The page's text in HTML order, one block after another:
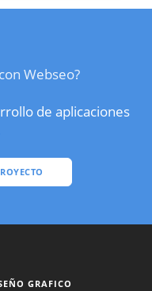
Webseo?
de aplicaciones
GRAFICO